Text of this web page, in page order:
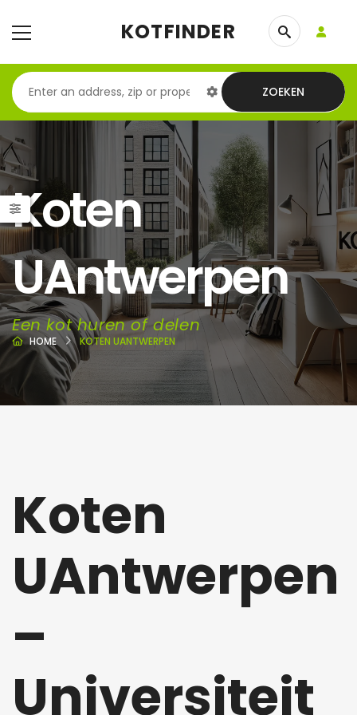
KOTFINDER
ZOEKEN
Koten
UAntwerpen
Een kot huren of delen
HOME KOTEN UANTWERPEN
Koten
UAntwerpen
–
Universiteit